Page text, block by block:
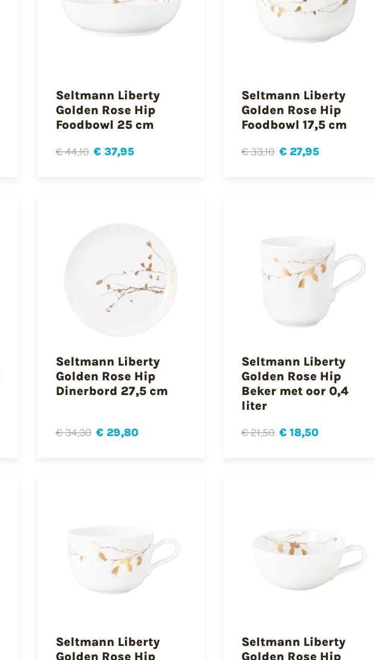
Seltmann Liberty
Golden Rose Hip
Foodbowl 25 cm
€ 44,10 € 37,95
Seltmann Liberty
Golden Rose Hip
Foodbowl 17,5 cm
€ 33,10 € 27,95
Seltmann Liberty
Golden Rose Hip
Dinerbord 27,5 cm
€ 34,30 € 29,80
Seltmann Liberty
Golden Rose Hip
Beker met oor 0,4
liter
€ 21,50 € 18,50
Seltmann Liberty
Golden Rose Hip
Seltmann Liberty
Golden Rose Hip